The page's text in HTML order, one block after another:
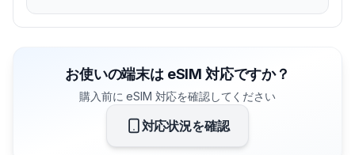
お使いの端末は eSIM 対応ですか？
購入前に eSIM 対応を確認してください
対応状況を確認